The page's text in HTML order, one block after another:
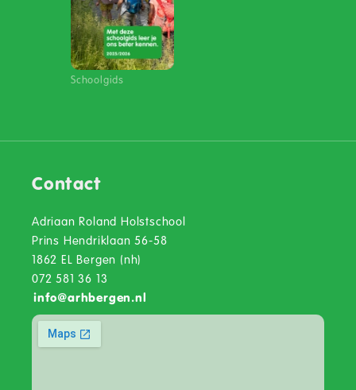
Schoolgids
Contact
Adriaan Roland Holstschool
Prins Hendriklaan 56-58
1862 EL Bergen (nh)
072 581 36 13
info@arhbergen.nl